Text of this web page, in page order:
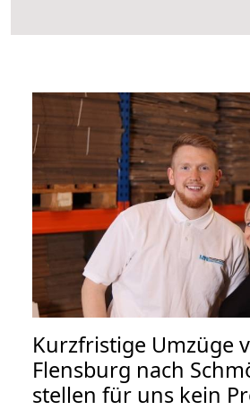
Kurzfristige Umzüge
Flensburg nach
stellen für uns kein